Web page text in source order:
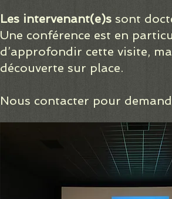
Les intervenant(e)s sont
Une conférence est en
d’approfondir cette visite,
découverte sur place.
Nous contacter pour